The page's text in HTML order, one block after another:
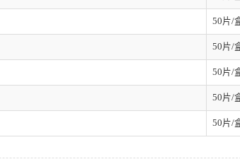
50片/
50片/
50片/
50片/
50片/